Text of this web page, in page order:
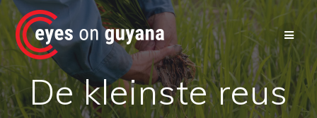
Ga
de
inhoud
De kleinste reus